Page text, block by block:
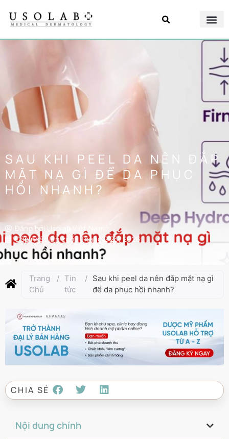
SAU KHI PEEL DA NÊN ĐẮP
MẶT NẠ GÌ ĐỂ DA PHỤC
HỒI NHANH?
Đăng bởi Usolab Việt Nam
Cập nhật lần cuối:Tháng 2 23, 2026
Trang
Chủ
/ Tin
tức
/ Sau khi peel da nên đắp mặt nạ gì
để da phục hồi nhanh?
CHIA SẺ
Nội dung chính